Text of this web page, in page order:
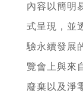
內容以簡明
式呈現，並
驗永續發展
覽會上與來
廢棄以及淨